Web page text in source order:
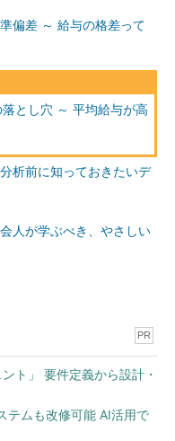
偏差 ～ 給与の格差って
落とし穴 ～ 平均給与が高
析前に知っておきたいデ
人が学ぶべき、やさしい
PR
ト」 要件定義から設計・
テムも改修可能 AI活用で